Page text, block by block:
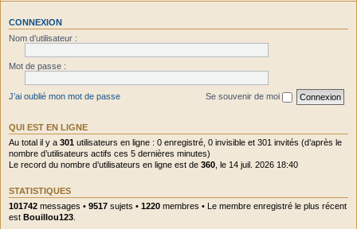
CONNEXION
Nom d’utilisateur :
Mot de passe :
J’ai oublié mon mot de passe Se souvenir de moi
QUI EST EN LIGNE
Au total il y a 301 utilisateurs en ligne : 0 enregistré, 0 invisible et 301 invités (d’après le
nombre d’utilisateurs actifs ces 5 dernières minutes)
Le record du nombre d’utilisateurs en ligne est de 360 , le 14 juil. 2026 18:40
STATISTIQUES
101742 messages • 9517 sujets • 1220 membres • Le membre enregistré le plus récent
est Bouillou123